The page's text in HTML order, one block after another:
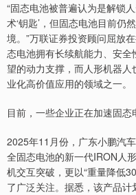
“固态电池被普遍认为是解锁
术‘钥匙’，但固态电池目前仍
境。”万联证券投资顾问屈放
态电池拥有长续航能力、安
望的动力支撑，而人形机器
业化高价值应用的领域之一。
目前，一些企业正在加速固态
2025年11月份，广东小鹏汽
全固态电池的新一代IRON人
机交互突破，更以“重量降低
了广泛关注。据悉，该产品计